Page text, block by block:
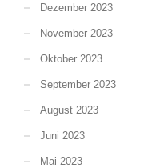
Dezember 2023
November 2023
Oktober 2023
September 2023
August 2023
Juni 2023
Mai 2023